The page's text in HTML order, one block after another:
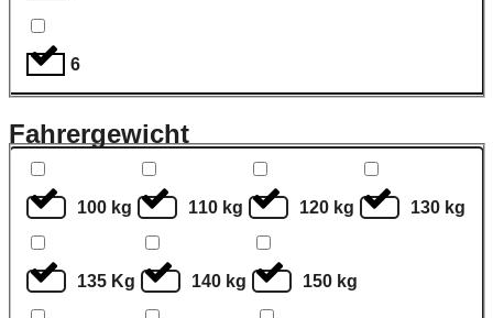
6
Fahrergewicht
100 kg 110 kg 120 kg 130 kg
135 Kg 140 kg 150 kg